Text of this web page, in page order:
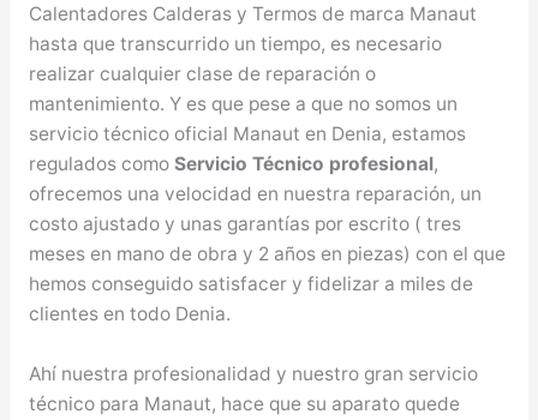
Calentadores Calderas y Termos de marca Manaut
hasta que transcurrido un tiempo, es necesario
realizar cualquier clase de reparación o
mantenimiento. Y es que pese a que no somos un
servicio técnico oficial Manaut en Denia, estamos
regulados como Servicio Técnico profesional,
ofrecemos una velocidad en nuestra reparación, un
costo ajustado y unas garantías por escrito ( tres
meses en mano de obra y 2 años en piezas) con el que
hemos conseguido satisfacer y fidelizar a miles de
clientes en todo Denia.
Ahí nuestra profesionalidad y nuestro gran servicio
técnico para Manaut, hace que su aparato quede